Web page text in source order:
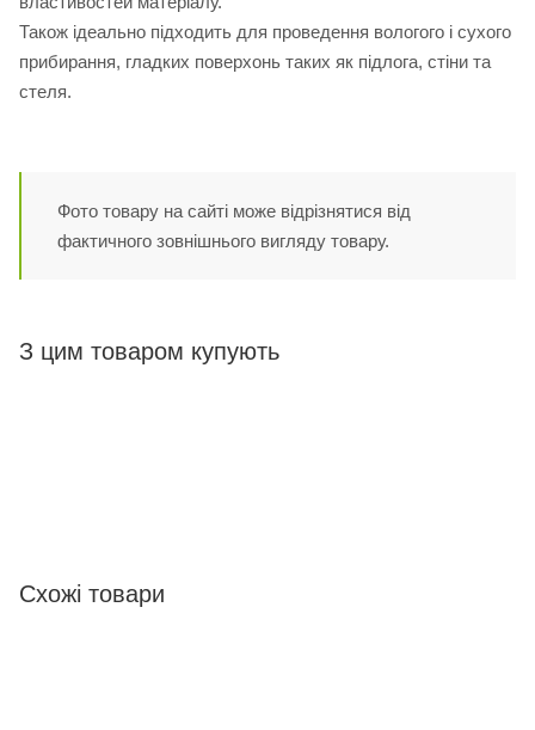
Також ідеально підходить для проведення вологого і сухого
прибирання, гладких поверхонь таких як підлога, стіни та
стеля.
Фото товару на сайті може відрізнятися від
фактичного зовнішнього вигляду товару.
З цим товаром купують
Схожі товари